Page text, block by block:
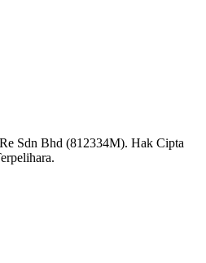
Sdn Bhd (812334M). Hak Cipta